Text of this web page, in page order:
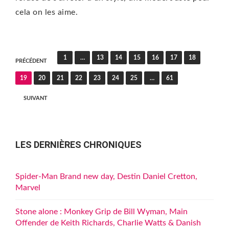
cela on les aime.
Pagination
des
publications
PRÉCÉDENT
1 … 13 14 15 16 17 18
19 20 21 22 23 24 25 … 61
SUIVANT
LES DERNIÈRES CHRONIQUES
Spider-Man Brand new day, Destin Daniel Cretton,
Marvel
Stone alone : Monkey Grip de Bill Wyman, Main
Offender de Keith Richards, Charlie Watts & Danish